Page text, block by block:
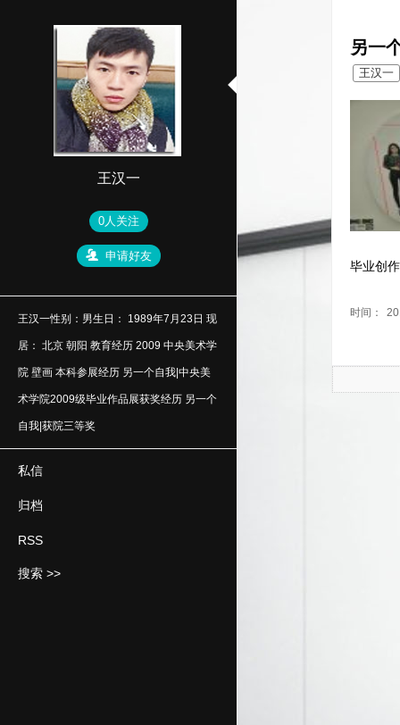
王汉一
0人关注
申请好友
王汉一性别：男生日： 1989年7月23日 现
居： 北京 朝阳 教育经历 2009 中央美术学
院 壁画 本科参展经历 另一个自我|中央美
术学院2009级毕业作品展获奖经历 另一个
自我|获院三等奖
私信
归档
RSS
搜索 >>
另一
王汉一
毕业创作
时间：